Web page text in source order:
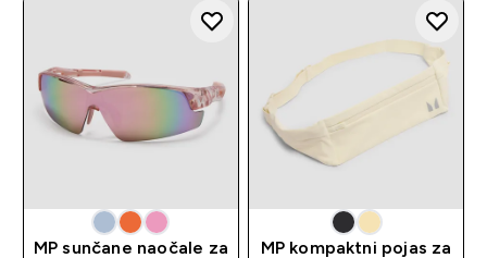
MP sunčane naočale za
MP kompaktni pojas za